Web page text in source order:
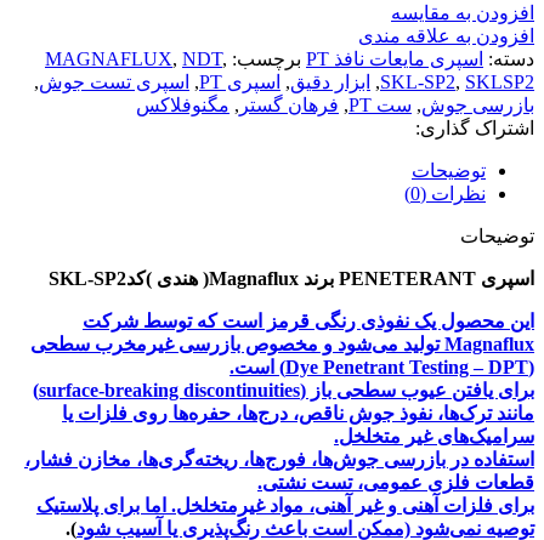
افزودن به مقایسه
افزودن به علاقه مندی
دسته: اسپری مایعات نافذ PT برچسب: MAGNAFLUX, NDT,
SKL-SP2, SKLSP2
, ابزار دقیق, اسپری PT , اسپری تست جوش,
بازرسی جوش, ست PT , فرهان گستر , مگنوفلاکس
اشتراک گذاری:
توضیحات
نظرات (0)
توضیحات
اسپری PENETERANT برند Magnaflux( هندی )کدSKL-SP2
این محصول یک نفوذی رنگی قرمز است که توسط شرکت
Magnaflux تولید می‌شود و مخصوص بازرسی غیرمخرب سطحی
(Dye Penetrant Testing – DPT) است.
برای یافتن عیوب سطحی باز (surface‑breaking discontinuities)
مانند ترک‌ها، نفوذ جوش ناقص، درج‌ها، حفره‌ها روی فلزات یا
سرامیک‌های غیر متخلخل.
استفاده در بازرسی جوش‌ها، فورج‌ها، ریخته‌گری‌ها، مخازن فشار،
قطعات فلزی عمومی، تست نشتی.
برای فلزات آهنی و غیر آهنی، مواد غیرمتخلخل. اما برای پلاستیک
توصیه نمی‌شود (ممکن است باعث رنگ‌پذیری یا آسیب شود).